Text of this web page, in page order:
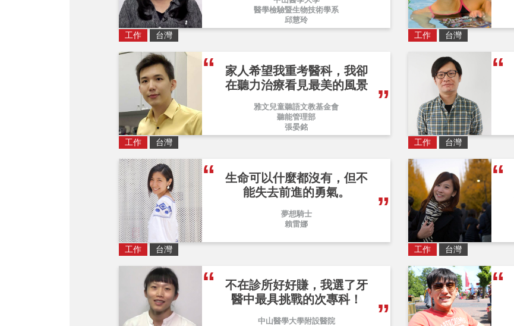
醫學檢驗暨生物技術學系
邱慧玲
工作 台灣 工作 台灣
家人希望我重考醫科，我卻
在聽力治療看見最美的風景
雅文兒童聽語文教基金會
聽能管理部
張晏銘
工作 台灣 工作 台灣
生命可以什麼都沒有，但不
能失去前進的勇氣。
夢想騎士
賴雷娜
工作 台灣 工作 台灣
不在診所好好賺，我選了牙
醫中最具挑戰的次專科！
中山醫學大學附設醫院